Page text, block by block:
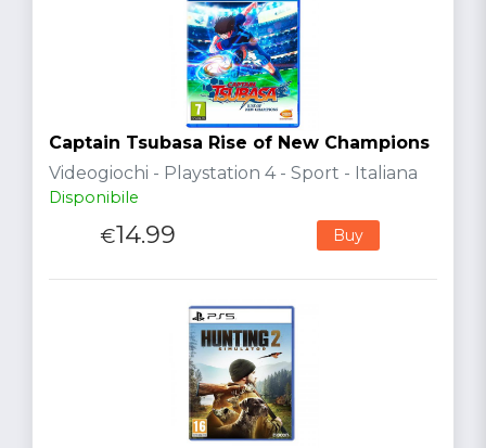
Captain Tsubasa Rise of New Champions
Videogiochi - Playstation 4 - Sport - Italiana
Disponibile
€14.99 Buy